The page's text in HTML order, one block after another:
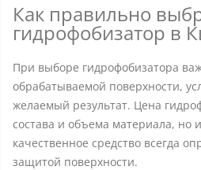
Как правильно
гидрофобизатор в
При выборе гидрофобизатора
обрабатываемой поверхности,
желаемый результат. Цена
состава и объема материала, но
качественное средство всегда
защитой поверхности.